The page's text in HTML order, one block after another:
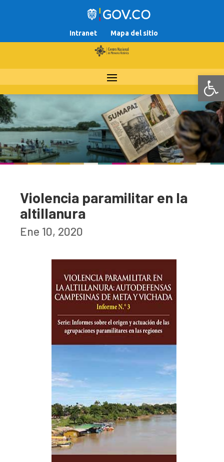
Intranet Mapa del sitio
Violencia paramilitar en la
altillanura
Ene 10, 2020